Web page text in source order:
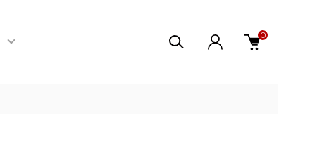
0